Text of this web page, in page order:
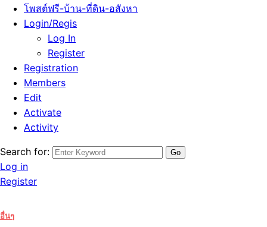
โพสต์ฟรี-บ้าน-ที่ดิน-อสังหา
Login/Regis
Log In
Register
Registration
Members
Edit
Activate
Activity
Search for:
Log in
Register
อื่นๆ